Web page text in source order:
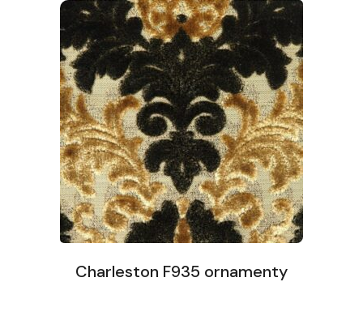
Charleston F935 ornamenty